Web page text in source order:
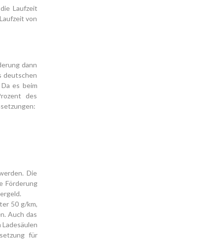
Laufzeit
von
dann
deutschen
es beim
des
Die
Förderung
50 g/km,
Auch das
für